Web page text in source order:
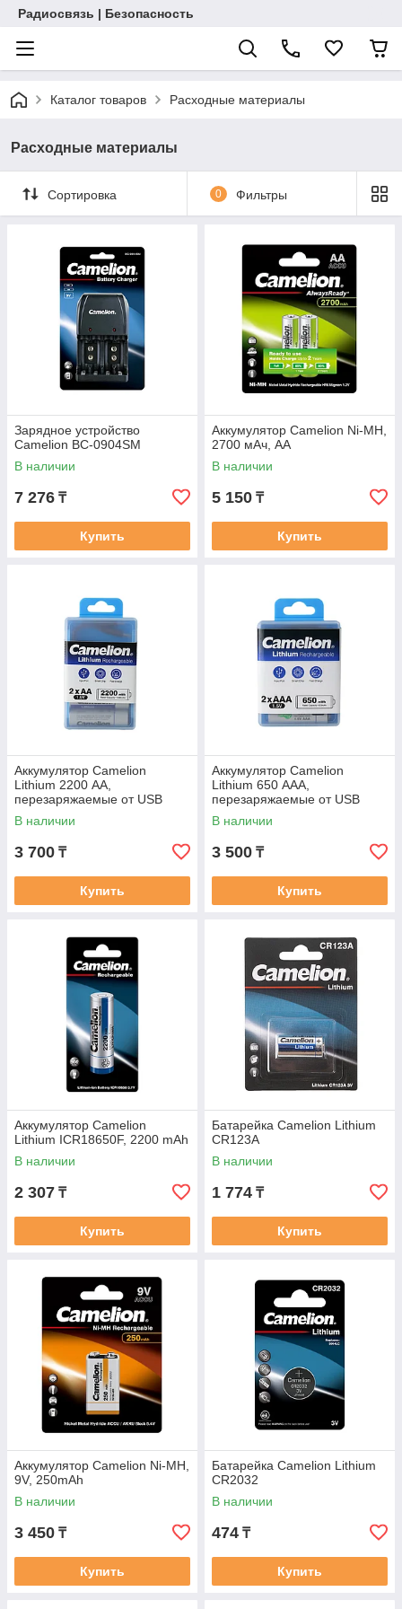
Радиосвязь | Безопасность
Каталог товаров Расходные материалы
Расходные материалы
Сортировка 0 Фильтры
Зарядное устройство
Camelion BC-0904SM
В наличии
7 276 ₸
Купить
Аккумулятор Camelion Ni-MH,
2700 мАч, АА
В наличии
5 150 ₸
Купить
Аккумулятор Camelion
Lithium 2200 АА,
перезаряжаемые от USB
В наличии
3 700 ₸
Купить
Аккумулятор Camelion
Lithium 650 ААА,
перезаряжаемые от USB
В наличии
3 500 ₸
Купить
Аккумулятор Camelion
Lithium ICR18650F, 2200 mAh
В наличии
2 307 ₸
Купить
Батарейка Camelion Lithium
CR123A
В наличии
1 774 ₸
Купить
Аккумулятор Camelion Ni-MH,
9V, 250mAh
В наличии
3 450 ₸
Купить
Батарейка Camelion Lithium
CR2032
В наличии
474 ₸
Купить